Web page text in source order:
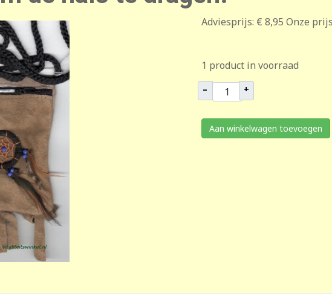
Adviesprijs: € 8,95 Onze
1 product in voorraad
– +
Aan winkelwagen toevoegen